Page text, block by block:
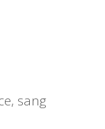
, sang